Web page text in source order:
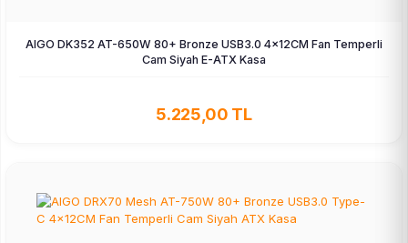
AIGO DK352 AT-650W 80+ Bronze USB3.0 4×12CM Fan Temperli
Cam Siyah E-ATX Kasa
5.225,00 TL